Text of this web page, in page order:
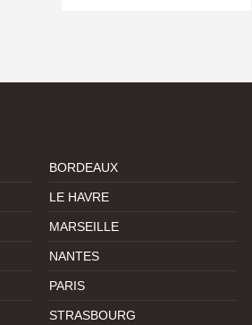
BORDEAUX
LE HAVRE
MARSEILLE
NANTES
PARIS
STRASBOURG